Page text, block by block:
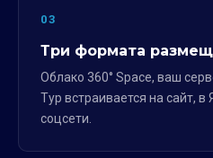
03
Три формата
Облако 360° Space, ваш
Тур встраивается на сайт,
соцсети.